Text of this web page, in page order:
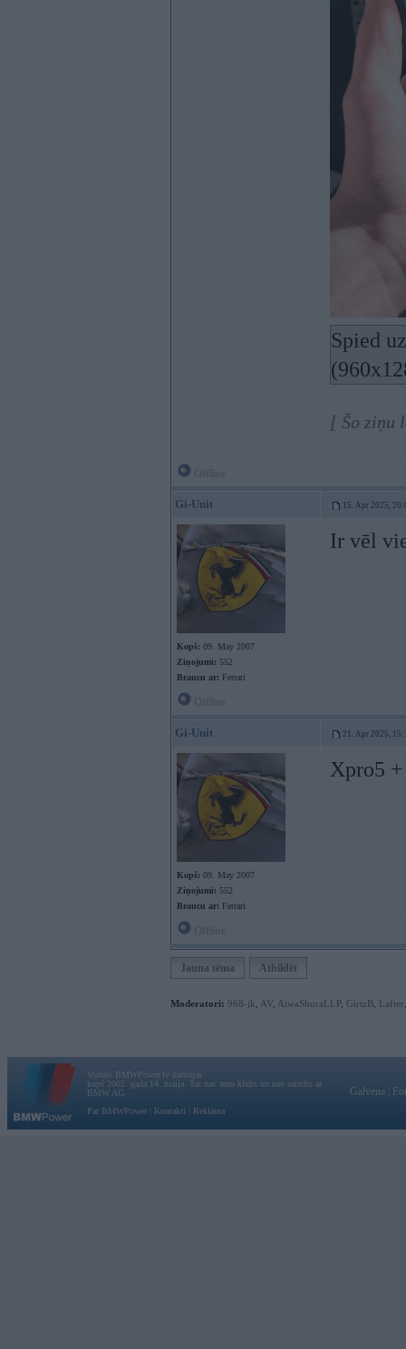
Spied
[ Šo ziņu
Gi-Unit 15. Apr 2025,
Kopš: 09. May 2007
Ziņojumi: 552
Braucu ar: Ferrari
Ir vēl
Gi-Unit 21. Apr 2025,
Kopš: 09. May 2007
Ziņojumi: 552
Braucu ar: Ferrari
Xpro5
Jauna tēma Atbildēt
Moderatori: 968-jk AV AiwaShuraLLP, GirtzB Lafter
Vortāls BMWPower.lv darbojas
kopš 2002. gada 14. maija. Tas nav auto klubs un nav saistīts ar
BMW AG.
Par BMWPower
Kontakti Reklāma
Galvena